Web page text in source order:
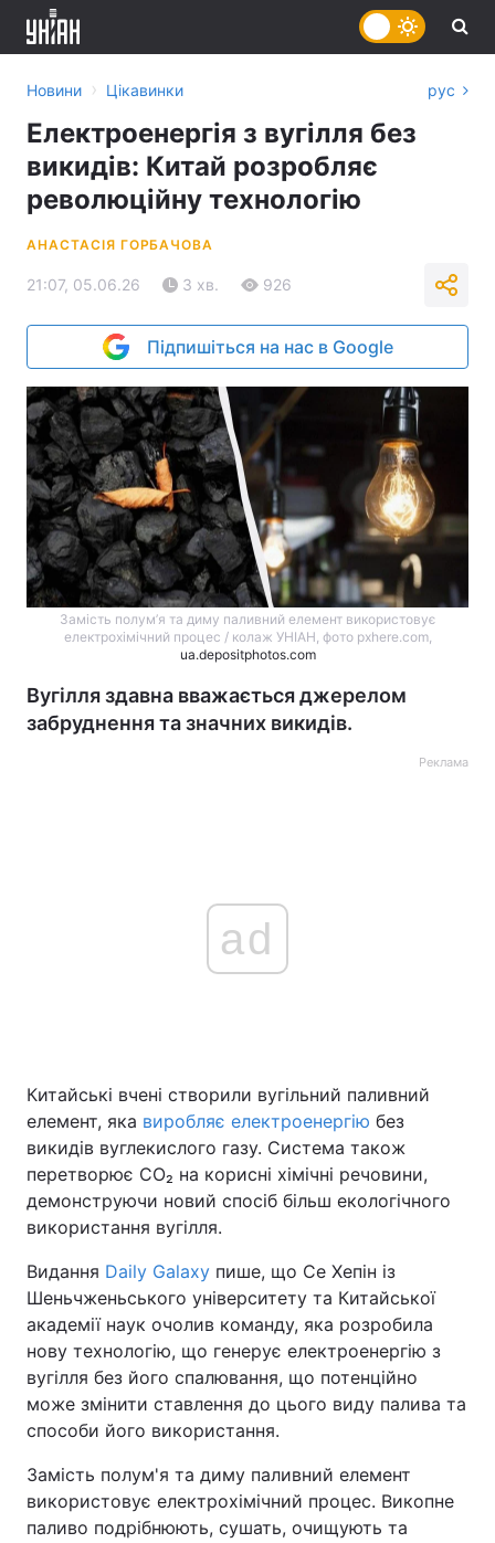
Головна Війна
Україна Політика
Економіка Світ
Спорт
Техно і зв'язок Лайт
Зброя Інциденти
Здоров'я Туризм
Цікавинки Погода
Екологія Регіони
Лонгріди
Новини › Цікавинки рус
Електроенергія з вугілля без
викидів: Китай розробляє
революційну технологію
АНАСТАСІЯ ГОРБАЧОВА
21:07, 05.06.26 3 хв. 926
Підпишіться на нас в Google
Замість полум’я та диму паливний елемент використовує
електрохімічний процес / колаж УНІАН, фото pxhere.com,
ua.depositphotos.com
Вугілля здавна вважається джерелом
забруднення та значних викидів.
Реклама
ad
Китайські вчені створили вугільний паливний
елемент, яка виробляє електроенергію без
викидів вуглекислого газу. Система також
перетворює CO₂ на корисні хімічні речовини,
демонструючи новий спосіб більш екологічного
використання вугілля.
Видання Daily Galaxy пише, що Се Хепін із
Шеньчженьського університету та Китайської
академії наук очолив команду, яка розробила
нову технологію, що генерує електроенергію з
вугілля без його спалювання, що потенційно
може змінити ставлення до цього виду палива та
способи його використання.
Замість полум'я та диму паливний елемент
використовує електрохімічний процес. Викопне
паливо подрібнюють, сушать, очищують та